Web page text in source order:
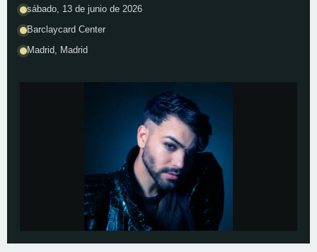
sábado, 13 de junio de 2026
Barclaycard Center
Madrid, Madrid